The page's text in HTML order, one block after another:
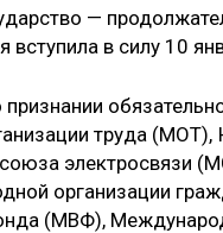
—
в силу 10
труда
электросвязи
организации
(МВФ),